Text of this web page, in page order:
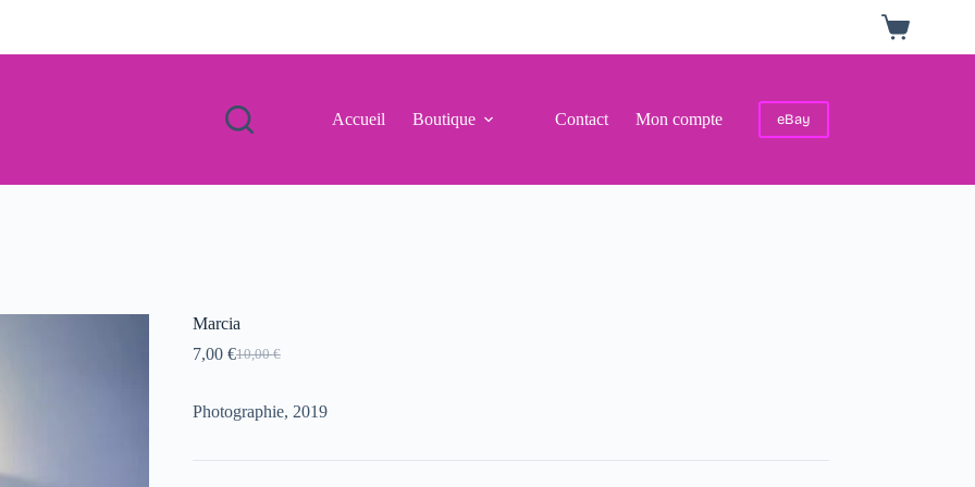
Panier
d’achat
Accueil Boutique Contact Mon compte eBay
Marcia
10,00€
Le
initial
était :
7,00 €Le
actuel
est :
Photographie, 2019